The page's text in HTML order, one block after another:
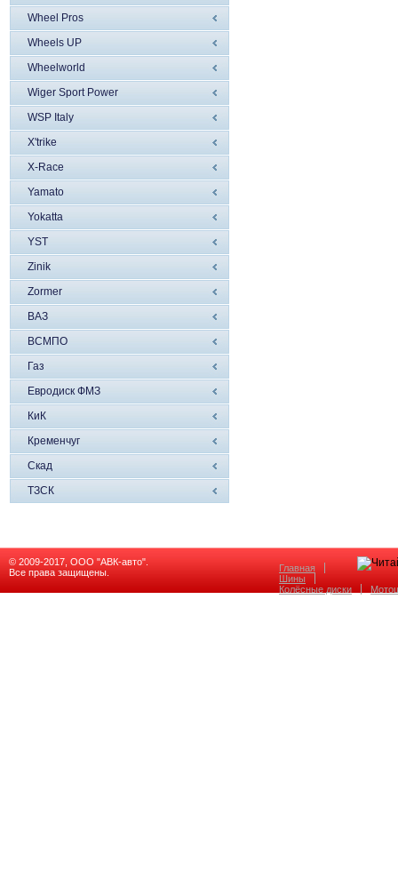
Wheel Pros
Wheels UP
Wheelworld
Wiger Sport Power
WSP Italy
X'trike
X-Race
Yamato
Yokatta
YST
Zinik
Zormer
ВАЗ
ВСМПО
Газ
Евродиск ФМЗ
КиК
Кременчуг
Скад
ТЗСК
© 2009-2017, ООО "АВК-авто".
Все права защищены.
Главная
Шины
Колёсные диски